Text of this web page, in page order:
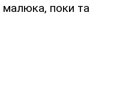
малюка, поки та